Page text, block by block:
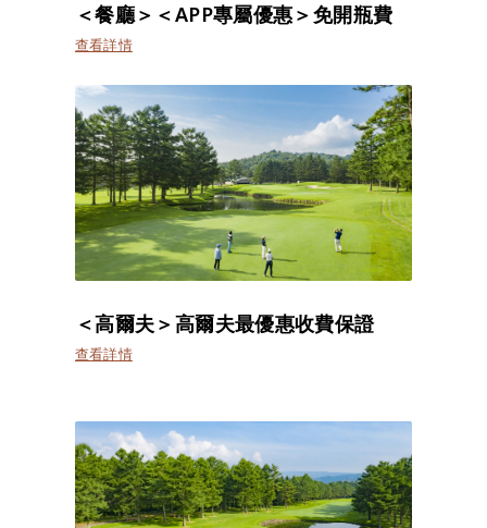
＜餐廳＞＜APP專屬優惠＞免開瓶費
查看詳情
＜高爾夫＞高爾夫最優惠收費保證
查看詳情